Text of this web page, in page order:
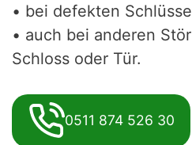
• bei defekten
• auch bei anderen
Schloss oder Tür.
0511 874 526 30